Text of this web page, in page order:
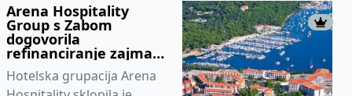
Arena Hospitality
Group s Zabom
dogovorila
refinanciranje zajma
od 64 milijuna kuna
Hotelska grupacija Arena